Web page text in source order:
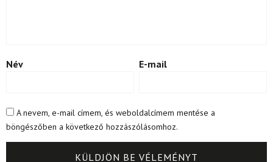
Név E-mail
A nevem, e-mail címem, és weboldalcímem mentése a
böngészőben a következő hozzászólásomhoz.